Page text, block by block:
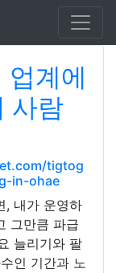
업계에
사람
tigtog
in-ohae
, 내가 운영하
그만큼 파급
늘리기와 팔
인 기간과 노